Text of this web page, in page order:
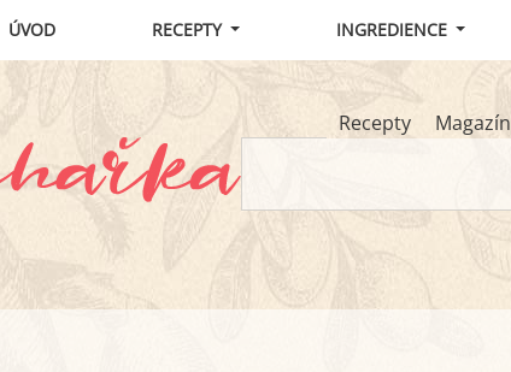
ÚVOD RECEPTY INGREDIENCE
Recepty Magazín